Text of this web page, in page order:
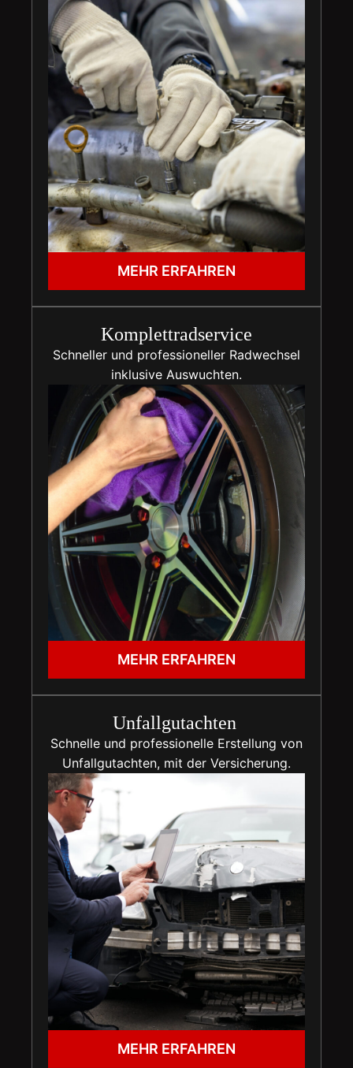
MEHR ERFAHREN
Komplettradservice
Schneller und professioneller Radwechsel
inklusive Auswuchten.
MEHR ERFAHREN
Unfallgutachten
Schnelle und professionelle Erstellung von
Unfallgutachten, mit der Versicherung.
MEHR ERFAHREN